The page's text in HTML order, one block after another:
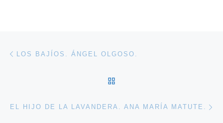
Navegación de entradas
LOS BAJÍOS. ÁNGEL OLGOSO.
EL HIJO DE LA LAVANDERA. ANA MARÍA MATUTE.